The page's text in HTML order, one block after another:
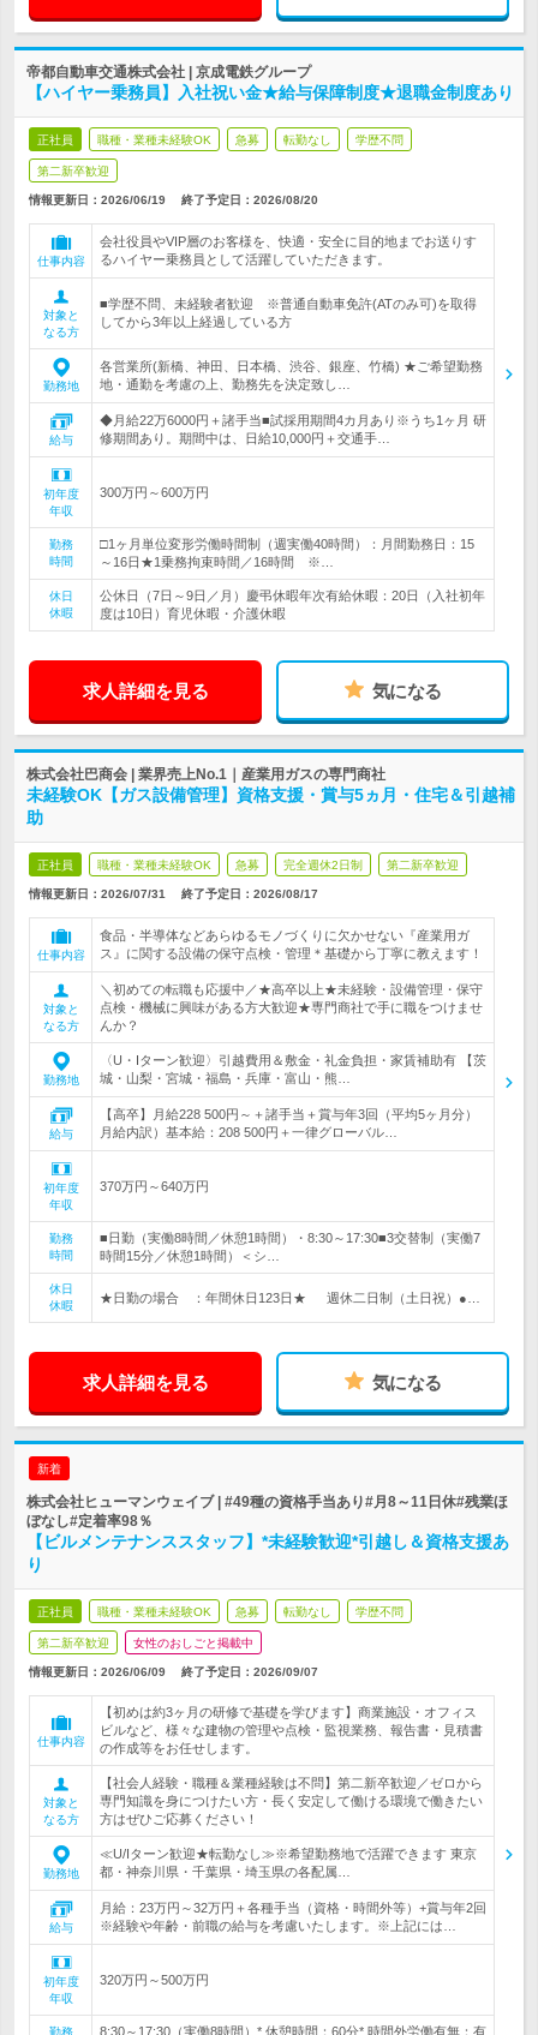
帝都自動車交通株式会社 | 京成電鉄グループ
【ハイヤー乗務員】入社祝い金★給与保障制度★退職金制度あり
正社員 職種・業種未経験OK 急募 転勤なし 学歴不問
第二新卒歓迎
情報更新日：2026/06/19 終了予定日： 2026/08/20
仕事内容
会社役員やVIP層のお客様を、快適・安全に目的地までお送りす
るハイヤー乗務員として活躍していただきます。
対象と
なる方
■学歴不問、未経験者歓迎 ※普通自動車免許(ATのみ可)を取得
してから3年以上経過している方
勤務地
各営業所(新橋、神田、日本橋、渋谷、銀座、竹橋) ★ご希望勤務
地・通勤を考慮の上、勤務先を決定致し…
給与
◆月給22万6000円＋諸手当■試採用期間4カ月あり※うち1ヶ月 研
修期間あり。期間中は、日給10,000円＋交通手…
初年度
年収
300万円～600万円
勤務
時間
□1ヶ月単位変形労働時間制（週実働40時間）：月間勤務日：15
～16日★1乗務拘束時間／16時間 ※…
休日
休暇
公休日（7日～9日／月）慶弔休暇年次有給休暇：20日（入社初年
度は10日）育児休暇・介護休暇
求人詳細を見る 気になる
株式会社巴商会 | 業界売上No.1｜産業用ガスの専門商社
未経験OK【ガス設備管理】資格支援・賞与5ヵ月・住宅＆引越補
助
正社員 職種・業種未経験OK 急募 完全週休2日制 第二新卒歓迎
情報更新日：2026/07/31 終了予定日： 2026/08/17
仕事内容
食品・半導体などあらゆるモノづくりに欠かせない『産業用ガ
ス』に関する設備の保守点検・管理＊基礎から丁寧に教えます！
対象と
なる方
＼初めての転職も応援中／★高卒以上★未経験・設備管理・保守
点検・機械に興味がある方大歓迎★専門商社で手に職をつけませ
んか？
勤務地
〈U・Iターン歓迎〉引越費用＆敷金・礼金負担・家賃補助有 【茨
城・山梨・宮城・福島・兵庫・富山・熊…
給与
【高卒】月給228 500円～＋諸手当＋賞与年3回（平均5ヶ月分）
月給内訳）基本給：208 500円＋一律グローバル…
初年度
年収
370万円～640万円
勤務
時間
■日勤（実働8時間／休憩1時間）・8:30～17:30■3交替制（実働7
時間15分／休憩1時間）＜シ…
休日
休暇
★日勤の場合 ：年間休日123日★ 週休二日制（土日祝）●…
求人詳細を見る 気になる
新着
株式会社ヒューマンウェイブ | #49種の資格手当あり#月8～11日休#残業ほ
ぼなし#定着率98％
【ビルメンテナンススタッフ】*未経験歓迎*引越し＆資格支援あ
り
正社員 職種・業種未経験OK 急募 転勤なし 学歴不問
第二新卒歓迎 女性のおしごと掲載中
情報更新日：2026/06/09 終了予定日： 2026/09/07
仕事内容
【初めは約3ヶ月の研修で基礎を学びます】商業施設・オフィス
ビルなど、様々な建物の管理や点検・監視業務、報告書・見積書
の作成等をお任せします。
対象と
なる方
【社会人経験・職種＆業種経験は不問】第二新卒歓迎／ゼロから
専門知識を身につけたい方・長く安定して働ける環境で働きたい
方はぜひご応募ください！
勤務地
≪U/Iターン歓迎★転勤なし≫※希望勤務地で活躍できます 東京
都・神奈川県・千葉県・埼玉県の各配属…
給与
月給：23万円～32万円＋各種手当（資格・時間外等）+賞与年2回
※経験や年齢・前職の給与を考慮いたします。※上記には…
初年度
年収
320万円～500万円
勤務 8:30～17:30（実働8時間）* 休憩時間：60分* 時間外労働有無：有